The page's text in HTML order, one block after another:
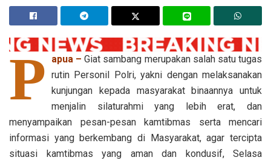
P apua – Giat sambang merupakan salah satu tugas
rutin Personil Polri, yakni dengan melaksanakan
kunjungan kepada masyarakat binaannya untuk
menjalin silaturahmi yang lebih erat, dan
menyampaikan pesan-pesan kamtibmas serta mencari
informasi yang berkembang di Masyarakat, agar tercipta
situasi kamtibmas yang aman dan kondusif, Selasa